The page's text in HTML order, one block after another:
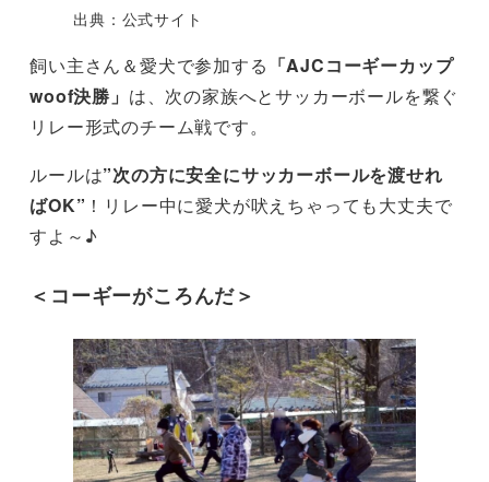
出典：公式サイト
飼い主さん＆愛犬で参加する 「AJCコーギーカップ
woof決勝」 は、次の家族へとサッカーボールを繋ぐ
リレー形式のチーム戦です。
ルールは”次の方に安全にサッカーボールを渡せれ
ばOK” ！リレー中に愛犬が吠えちゃっても大丈夫で
すよ～♪
＜コーギーがころんだ＞